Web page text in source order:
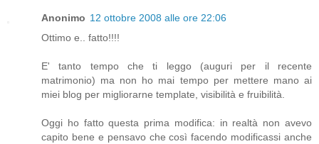
Anonimo 12 ottobre 2008 alle ore 22:06
Ottimo e.. fatto!!!!
E' tanto tempo che ti leggo (auguri per il recente
matrimonio) ma non ho mai tempo per mettere mano ai
miei blog per migliorarne template, visibilità e fruibilità.
Oggi ho fatto questa prima modifica: in realtà non avevo
capito bene e pensavo che così facendo modificassi anche